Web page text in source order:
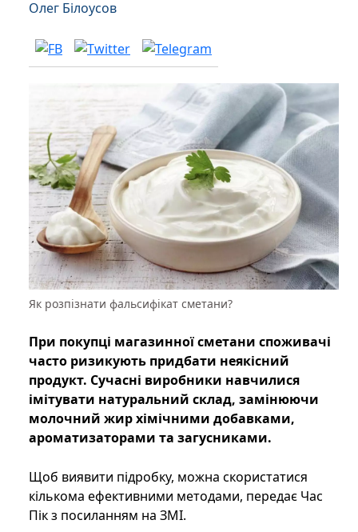
Олег Білоусов
Як розпізнати фальсифікат сметани?
При покупці магазинної сметани споживачі
часто ризикують придбати неякісний
продукт. Сучасні виробники навчилися
імітувати натуральний склад, замінюючи
молочний жир хімічними добавками,
ароматизаторами та загусниками.
Щоб виявити підробку, можна скористатися
кількома ефективними методами, передає Час
Пік з посиланням на ЗМІ.